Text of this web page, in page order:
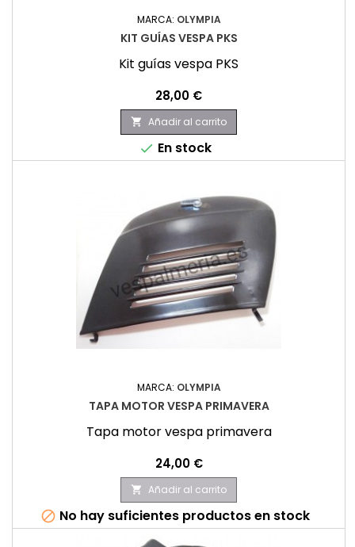
MARCA: OLYMPIA
KIT GUÍAS VESPA PKS
Kit guías vespa PKS
Precio
28,00 €
 Añadir al carrito
 En stock
MARCA: OLYMPIA
TAPA MOTOR VESPA PRIMAVERA
Tapa motor vespa primavera
Precio
24,00 €
 Añadir al carrito
 No hay suficientes productos en stock